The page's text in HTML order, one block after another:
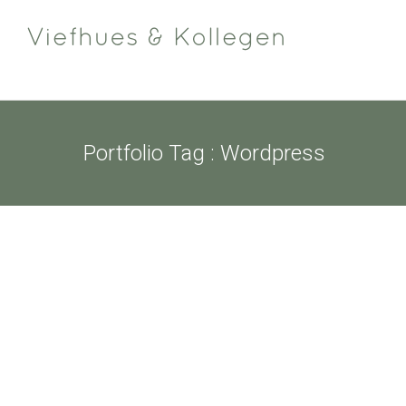
Portfolio Tag : Wordpress